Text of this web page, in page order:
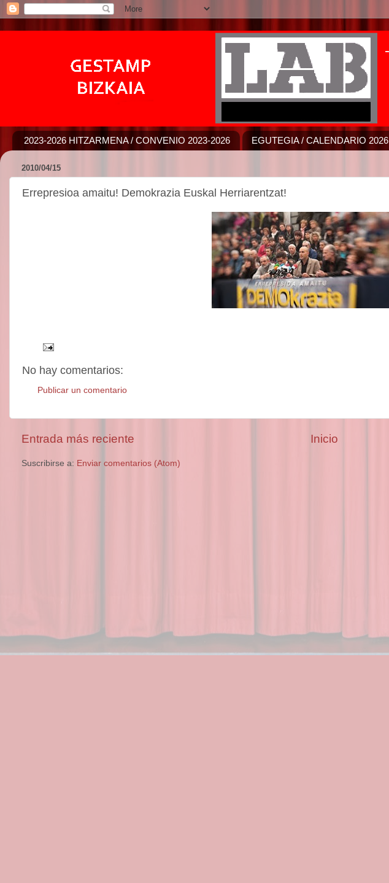
2023-2026 HITZARMENA / CONVENIO 2023-2026 EGUTEGIA / CALENDARIO 2026
2010/04/15
Errepresioa amaitu! Demokrazia Euskal Herriarentzat!
No hay comentarios:
Publicar un comentario
Entrada más reciente Inicio
Suscribirse a: Enviar comentarios (Atom)